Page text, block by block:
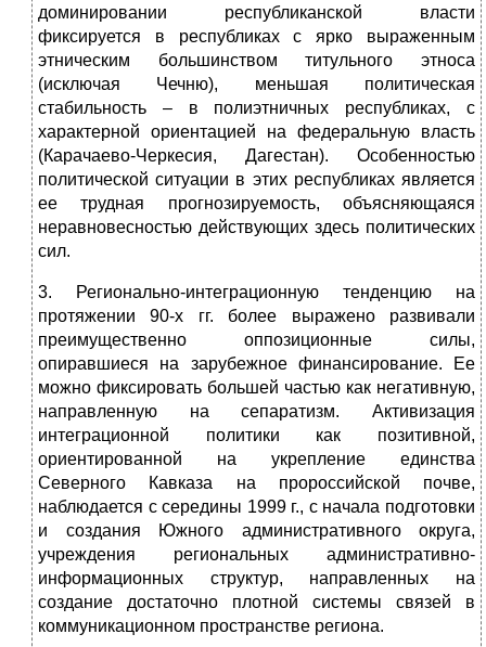
доминировании республиканской власти
фиксируется в республиках с ярко выраженным
этническим большинством титульного этноса
(исключая Чечню), меньшая политическая
стабильность – в полиэтничных республиках, с
характерной ориентацией на федеральную власть
(Карачаево-Черкесия, Дагестан). Особенностью
политической ситуации в этих республиках является
ее трудная прогнозируемость, объясняющаяся
неравновесностью действующих здесь политических
сил.
3. Регионально-интеграционную тенденцию на
протяжении 90-х гг. более выражено развивали
преимущественно оппозиционные силы,
опиравшиеся на зарубежное финансирование. Ее
можно фиксировать большей частью как негативную,
направленную на сепаратизм. Активизация
интеграционной политики как позитивной,
ориентированной на укрепление единства
Северного Кавказа на пророссийской почве,
наблюдается с середины 1999 г., с начала подготовки
и создания Южного административного округа,
учреждения региональных административно-
информационных структур, направленных на
создание достаточно плотной системы связей в
коммуникационном пространстве региона.